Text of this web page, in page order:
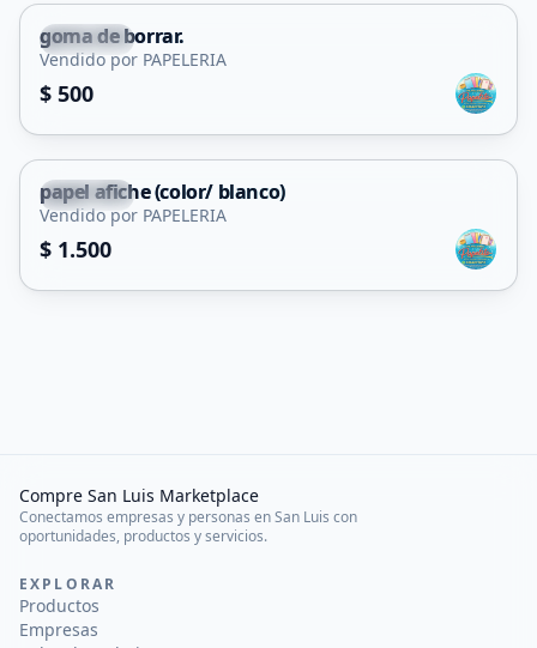
Capital
goma de borrar.
Vendido por PAPELERIA
$ 500
Capital
papel afiche (color/ blanco)
Vendido por PAPELERIA
$ 1.500
Compre San Luis Marketplace
Conectamos empresas y personas en San Luis con
oportunidades, productos y servicios.
EXPLORAR
Productos
Empresas